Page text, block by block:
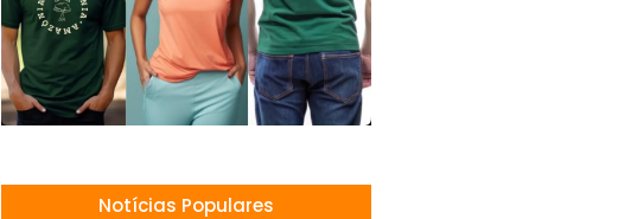
Notícias Populares